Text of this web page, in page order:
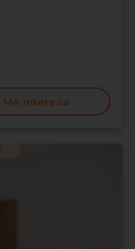
Me interesa